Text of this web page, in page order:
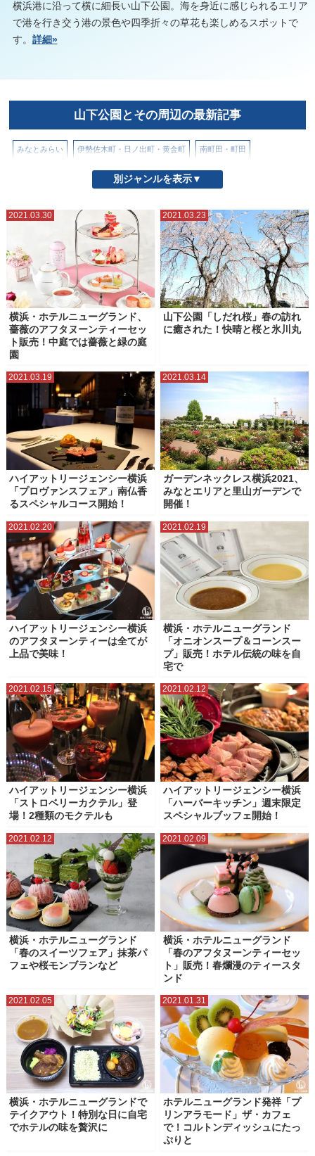
横浜港に沿って横に細長い山下公園。海を身近に感じられるエリア
で港を行き交う港の景色や四季折々の草花も楽しめるスポットで
す。 詳細»
山下公園とその周辺の最新記事
みなとみらい 伊勢佐木町・日ノ出町・黄金町 南町田・町田
山手・元町 戸部駅・高島町駅
横浜市北部 横浜市南部 横浜駅 野毛・近隣エリア
鎌倉 関内・馬車道
別ジャンルを表示▼
2021.03.30
横浜・ホテルニューグランド、
薔薇のアフタヌーンティーセッ
ト販売！中庭では薔薇と緑の庭
園
2021.03.23
山下公園「しだれ桜」春の訪れ
に癒された！快晴と桜と氷川丸
2021.03.19
ハイアットリージェンシー横浜
「プロヴァンスフェア」南仏香
るスペシャルコース開始！
2021.03.14
ガーデンネックレス横浜2021、
みなとエリアと里山ガーデンで
開催！
2021.02.20
ハイアットリージェンシー横浜
のアフタヌーンティーは全てが
上品で美味！
2021.02.19
横浜・ホテルニューグランド
「オニオンスープ＆コーンスー
プ」販売！ホテル伝統の味を自
宅で
2021.02.15
ハイアットリージェンシー横浜
「ストロベリーカクテル」登
場！2種類のモクテルも
2021.02.12
ハイアットリージェンシー横浜
「ハーバーキッチン」週末限定
スペシャルブッフェ開始！
2021.02.12
横浜・ホテルニューグランド
「春のスイーツフェア」抹茶パ
フェや桜モンブランなど
2021.02.09
横浜・ホテルニューグランド
「春のアフタヌーンティーセッ
ト」販売！春爛漫のティースタ
ンド
2021.02.05
横浜・ホテルニューグランドで
テイクアウト！特別な日に自宅
でホテルの味を贅沢に
2021.01.31
ホテルニューグランド発祥「プ
リンアラモード」ザ・カフェ
で！コルトンディッシュにたっ
ぷりと